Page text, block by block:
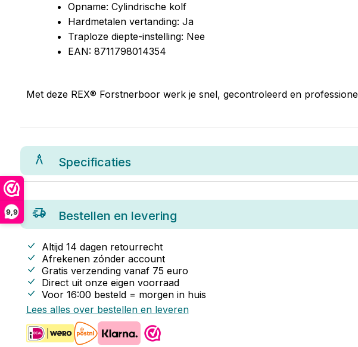
9,9
Opname: Cylindrische kolf
Hardmetalen vertanding: Ja
Traploze diepte-instelling: Nee
EAN: 8711798014354
Met deze REX® Forstnerboor werk je snel, gecontroleerd en
Specificaties
Bestellen en levering
Altijd 14 dagen retourrecht
Afrekenen zónder account
Gratis verzending vanaf 75 euro
Direct uit onze eigen voorraad
Voor 16:00 besteld = morgen in huis
Lees alles over bestellen en leveren